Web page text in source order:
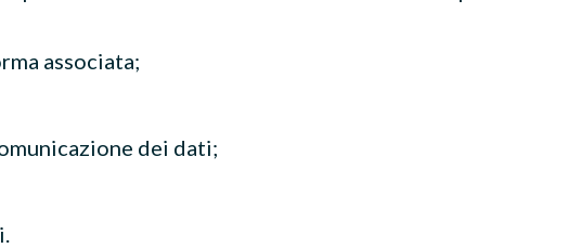
associata;
dei dati;